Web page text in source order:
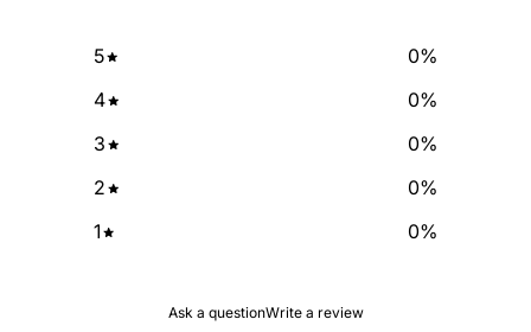
5 0%
4
0%
3
0%
2
0%
1
0%
Ask a questionWrite a review